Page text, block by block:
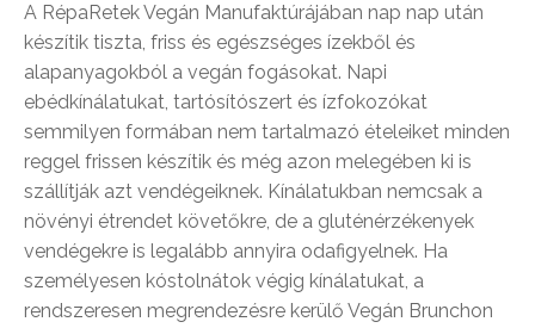
A RépaRetek Vegán Manufaktúrájában nap nap után
készítik tiszta, friss és egészséges ízekből és
alapanyagokból a vegán fogásokat. Napi
ebédkínálatukat, tartósítószert és ízfokozókat
semmilyen formában nem tartalmazó ételeiket minden
reggel frissen készítik és még azon melegében ki is
szállítják azt vendégeiknek. Kínálatukban nemcsak a
növényi étrendet követőkre, de a gluténérzékenyek
vendégekre is legalább annyira odafigyelnek. Ha
személyesen kóstolnátok végig kínálatukat, a
rendszeresen megrendezésre kerülő Vegán Brunchon